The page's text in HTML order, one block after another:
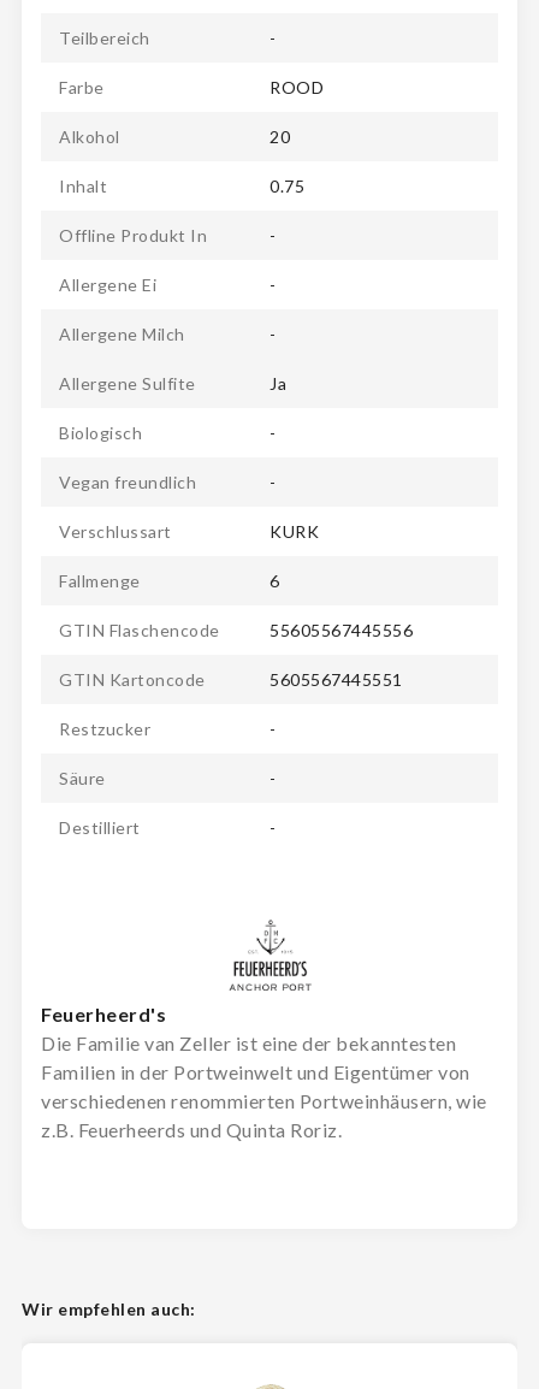
Teilbereich -
Farbe ROOD
Alkohol 20
Inhalt 0.75
Offline Produkt In -
Allergene Ei -
Allergene Milch -
Allergene Sulfite Ja
Biologisch -
Vegan freundlich -
Verschlussart KURK
Fallmenge 6
GTIN Flaschencode 55605567445556
GTIN Kartoncode 5605567445551
Restzucker -
Säure -
Destilliert -
Feuerheerd's
Die Familie van Zeller ist eine der bekanntesten
Familien in der Portweinwelt und Eigentümer von
verschiedenen renommierten Portweinhäusern, wie
z.B. Feuerheerds und Quinta Roriz.
Wir empfehlen auch: